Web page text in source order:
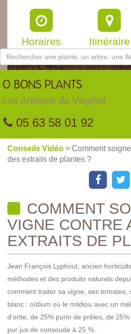
Horaires Itinéraire
O BONS PLANTS
Les Artisans du Végétal
05 63 58 01 92
Conseils Vidéo > Comment
des extraits de plantes ?
COMMENT
VIGNE CONTRE
EXTRAITS DE
Jean François Lyphout, ancien
méthodes et des produits naturels
comment traiter sa vigne, ses tomates,
blanc : oïdium ou le mildiou avec un
d'ortie, de 25% purin de prêles, de
pur jus de consoude à 25 %.